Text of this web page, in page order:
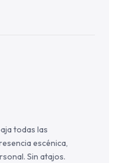
todas las
escénica,
Sin atajos.